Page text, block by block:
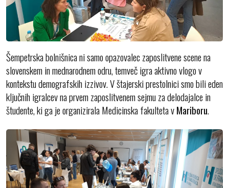
Šempetrska bolnišnica ni samo opazovalec zaposlitvene scene na
slovenskem in mednarodnem odru, temveč igra aktivno vlogo v
kontekstu demografskih izzivov. V štajerski prestolnici smo bili eden
ključnih igralcev na prvem zaposlitvenem sejmu za delodajalce in
študente, ki ga je organizirala Medicinska fakulteta vMariboru.